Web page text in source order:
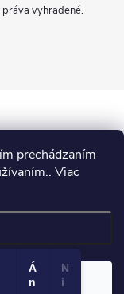
prechádzaním
Viac
práva vyhradené.
Á
n
N
i